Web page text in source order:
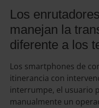
Los
manejan la
diferente a los
Los smartphones de
itinerancia con
interrumpe, el usuario
manualmente un